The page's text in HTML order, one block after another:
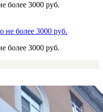
более 3000 руб.
более 3000 руб.